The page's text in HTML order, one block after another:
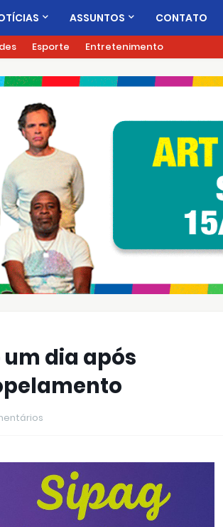
ASSUNTOS CONTATO
Esporte Entretenimento
dia após